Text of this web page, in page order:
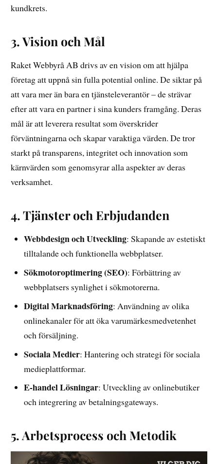
kundkrets.
3. Vision och Mål
Raket Webbyrå AB drivs av en vision om att hjälpa
företag att uppnå sin fulla potential online. De siktar på
att vara mer än bara en tjänsteleverantör – de strävar
efter att vara en partner i sina kunders framgång. Deras
mål är att leverera resultat som överskrider
förväntningarna och skapar varaktiga värden. De tror
starkt på transparens, integritet och innovation som
kärnvärden som genomsyrar alla aspekter av deras
verksamhet.
4. Tjänster och Erbjudanden
Webbdesign och Utveckling: Skapande av estetiskt
tilltalande och funktionella webbplatser.
Sökmotoroptimering (SEO): Förbättring av
webbplatsers synlighet i sökmotorerna.
Digital Marknadsföring: Användning av olika
onlinekanaler för att öka varumärkesmedvetenhet
och försäljning.
Sociala Medier: Hantering och strategi för sociala
medieplattformar.
E-handel Lösningar: Utveckling av onlinebutiker
och integrering av betalningsgateways.
5. Arbetsprocess och Metodik